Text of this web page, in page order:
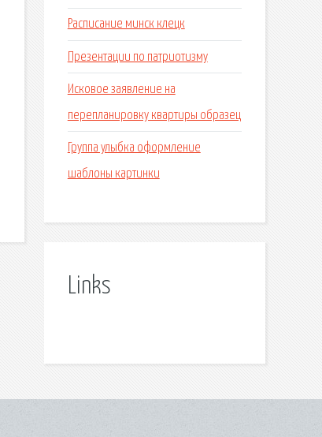
Расписание минск клецк
Презентации по патриотизму
Исковое заявление на
перепланировку квартиры образец
Группа улыбка оформление
шаблоны картинки
Links